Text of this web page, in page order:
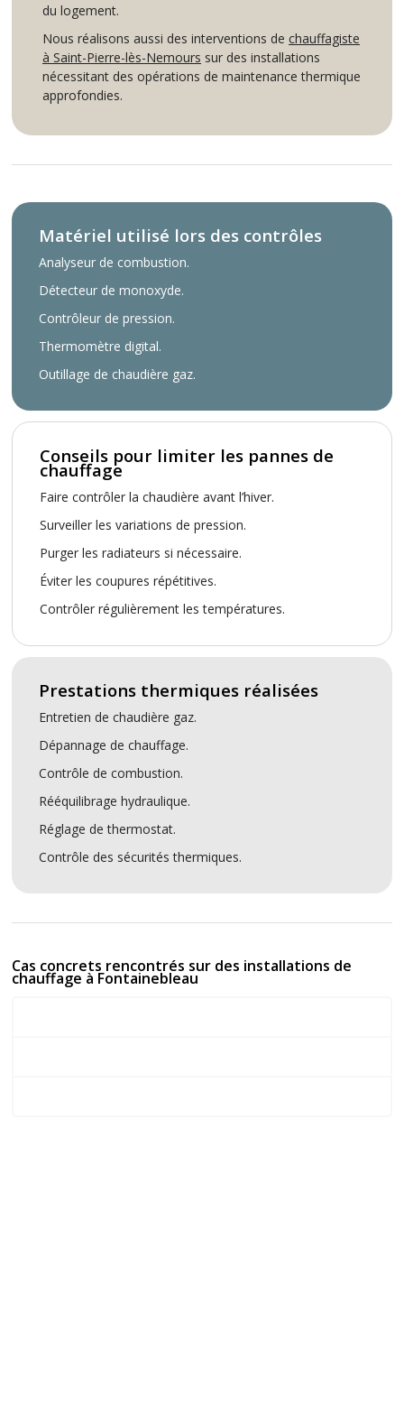
du logement.
Nous réalisons aussi des interventions de chauffagiste
à Saint-Pierre-lès-Nemours sur des installations
nécessitant des opérations de maintenance thermique
approfondies.
Matériel utilisé lors des contrôles
Analyseur de combustion.
Détecteur de monoxyde.
Contrôleur de pression.
Thermomètre digital.
Outillage de chaudière gaz.
Conseils pour limiter les pannes de
chauffage
Faire contrôler la chaudière avant l’hiver.
Surveiller les variations de pression.
Purger les radiateurs si nécessaire.
Éviter les coupures répétitives.
Contrôler régulièrement les températures.
Prestations thermiques réalisées
Entretien de chaudière gaz.
Dépannage de chauffage.
Contrôle de combustion.
Rééquilibrage hydraulique.
Réglage de thermostat.
Contrôle des sécurités thermiques.
Cas concrets rencontrés sur des installations de
chauffage à Fontainebleau